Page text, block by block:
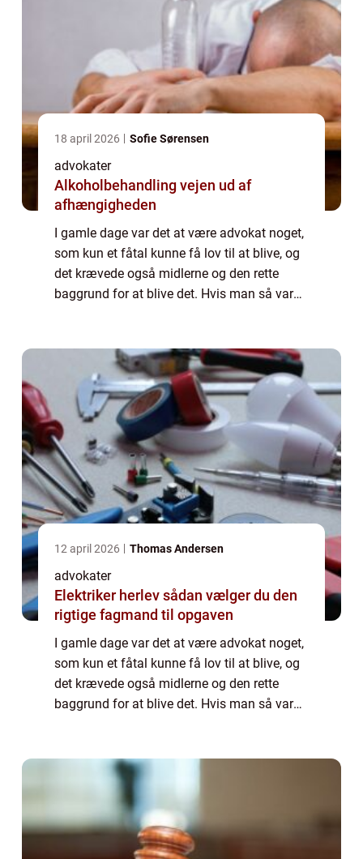
18 april 2026 Sofie Sørensen
advokater
Alkoholbehandling vejen ud af
afhængigheden
I gamle dage var det at være advokat noget,
som kun et fåtal kunne få lov til at blive, og
det krævede også midlerne og den rette
baggrund for at blive det. Hvis man så var
12 april 2026 Thomas Andersen
advokater
Elektriker herlev sådan vælger du den
rigtige fagmand til opgaven
I gamle dage var det at være advokat noget,
som kun et fåtal kunne få lov til at blive, og
det krævede også midlerne og den rette
baggrund for at blive det. Hvis man så var